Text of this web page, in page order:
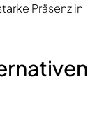
Präsenz in